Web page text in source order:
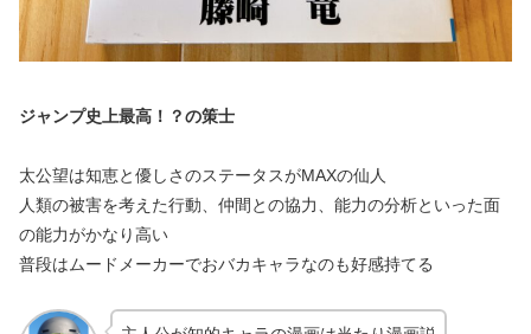
ジャンプ史上最高！？の策士
太公望は知恵と優しさのステータスがMAXの仙人
人類の被害を考えた行動、仲間との協力、能力の分析といった面
の能力がかなり高い
普段はムードメーカーでおバカキャラなのも好感持てる